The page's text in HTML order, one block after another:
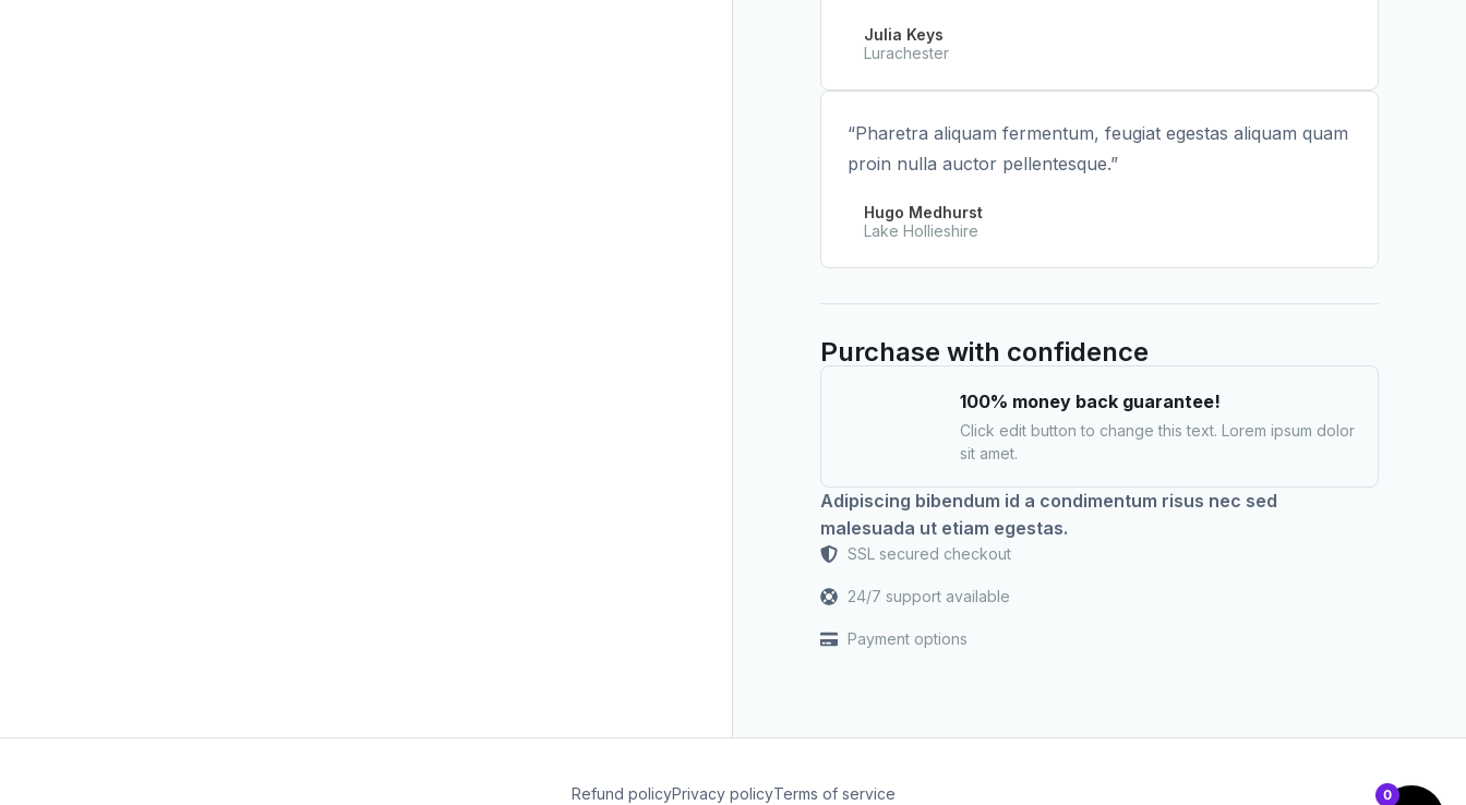
Julia Keys
Lurachester
“Pharetra aliquam fermentum, feugiat egestas aliquam quam
proin nulla auctor pellentesque.”
Hugo Medhurst
Lake Hollieshire
Purchase with confidence
100% money back guarantee!
Click edit button to change this text. Lorem ipsum dolor
sit amet.
Adipiscing bibendum id a condimentum risus nec sed
malesuada ut etiam egestas.
SSL secured checkout
24/7 support available
Payment options
Refund policyPrivacy policyTerms of service
0